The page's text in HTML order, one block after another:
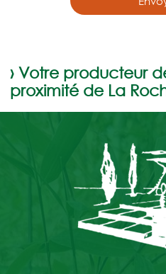
› Votre producteur
proximité de La